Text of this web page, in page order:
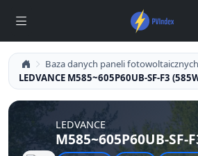
Baza danych paneli fotowoltaicznych
LEDVANCE M585~605P60UB-SF-F3
LEDVANCE
M585~605P60UB-SF-